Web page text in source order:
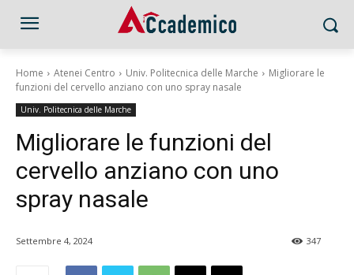
Home Atenei Centro Univ. Politecnica delle Marche
Migliorare le
funzioni del cervello anziano con uno spray nasale
Univ. Politecnica delle Marche
Migliorare le funzioni del
cervello anziano con uno
spray nasale
Settembre 4, 2024 347